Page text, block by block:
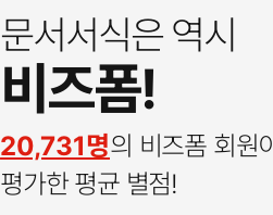
문서서식은 역시
비즈폼!
20,731명의 비즈폼 회원이
평가한 평균 별점!